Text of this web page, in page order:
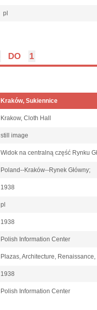
pl
DO 1
Kraków, Sukiennice
Krakow, Cloth Hall
still image
Widok na centralną część Rynku
Poland--Kraków--Rynek Główny;
1938
pl
1938
Polish Information Center
Plazas, Architecture,
1938
Polish Information Center